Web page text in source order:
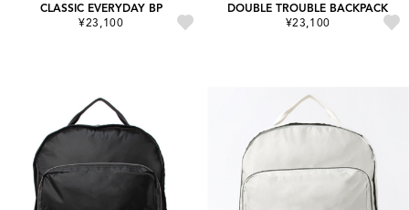
CLASSIC EVERYDAY BP
¥23,100
DOUBLE TROUBLE BACKPACK
¥23,100